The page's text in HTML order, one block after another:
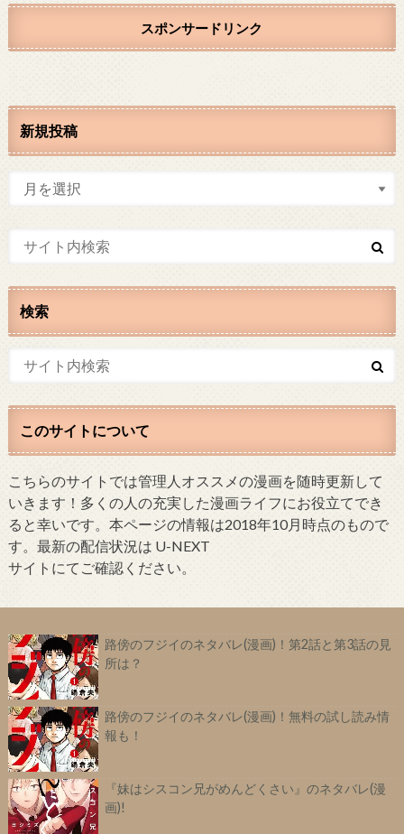
スポンサードリンク
新規投稿
検索
このサイトについて
こちらのサイトでは管理人オススメの漫画を随時更新して
いきます！多くの人の充実した漫画ライフにお役立てでき
ると幸いです。本ページの情報は2018年10月時点のもので
す。最新の配信状況は U-NEXT
サイトにてご確認ください。
路傍のフジイのネタバレ(漫画)！第2話と第3話の見
所は？
路傍のフジイのネタバレ(漫画)！無料の試し読み情
報も！
『妹はシスコン兄がめんどくさい』のネタバレ(漫
画)!